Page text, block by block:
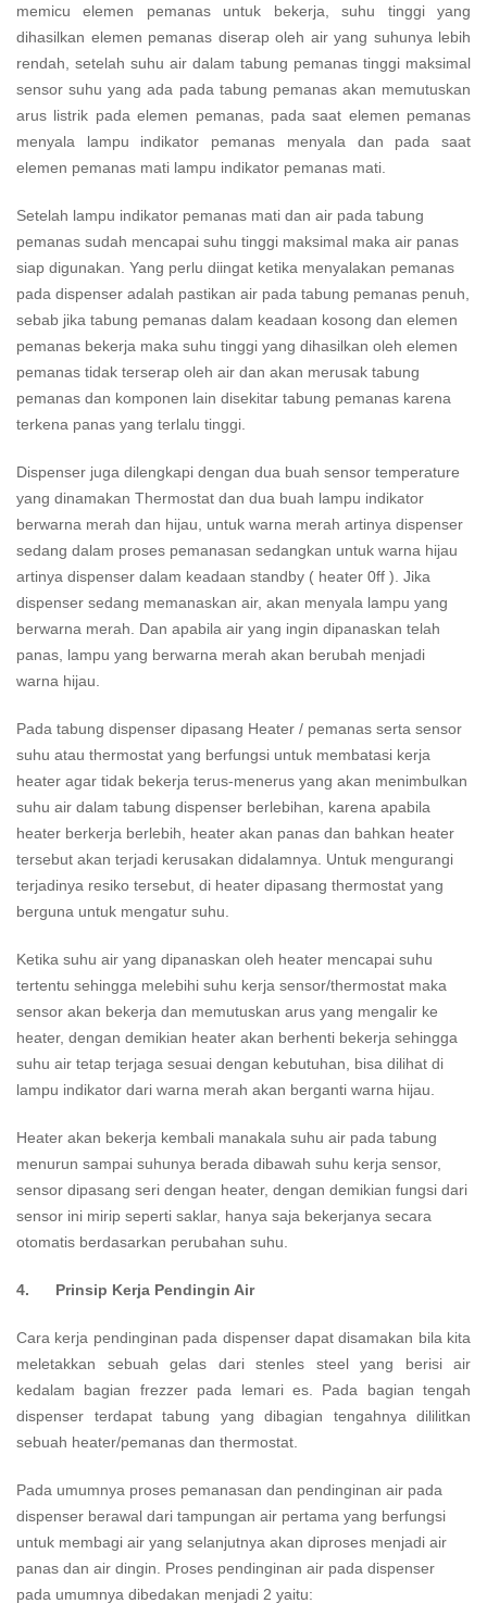
memicu elemen pemanas untuk bekerja, suhu tinggi yang
dihasilkan elemen pemanas diserap oleh air yang suhunya lebih
rendah, setelah suhu air dalam tabung pemanas tinggi maksimal
sensor suhu yang ada pada tabung pemanas akan memutuskan
arus listrik pada elemen pemanas, pada saat elemen pemanas
menyala lampu indikator pemanas menyala dan pada saat
elemen pemanas mati lampu indikator pemanas mati.
Setelah lampu indikator pemanas mati dan air pada tabung
pemanas sudah mencapai suhu tinggi maksimal maka air panas
siap digunakan. Yang perlu diingat ketika menyalakan pemanas
pada dispenser adalah pastikan air pada tabung pemanas penuh,
sebab jika tabung pemanas dalam keadaan kosong dan elemen
pemanas bekerja maka suhu tinggi yang dihasilkan oleh elemen
pemanas tidak terserap oleh air dan akan merusak tabung
pemanas dan komponen lain disekitar tabung pemanas karena
terkena panas yang terlalu tinggi.
Dispenser juga dilengkapi dengan dua buah sensor temperature
yang dinamakan Thermostat dan dua buah lampu indikator
berwarna merah dan hijau, untuk warna merah artinya dispenser
sedang dalam proses pemanasan sedangkan untuk warna hijau
artinya dispenser dalam keadaan standby ( heater 0ff ). Jika
dispenser sedang memanaskan air, akan menyala lampu yang
berwarna merah. Dan apabila air yang ingin dipanaskan telah
panas, lampu yang berwarna merah akan berubah menjadi
warna hijau.
Pada tabung dispenser dipasang Heater / pemanas serta sensor
suhu atau thermostat yang berfungsi untuk membatasi kerja
heater agar tidak bekerja terus-menerus yang akan menimbulkan
suhu air dalam tabung dispenser berlebihan, karena apabila
heater berkerja berlebih, heater akan panas dan bahkan heater
tersebut akan terjadi kerusakan didalamnya. Untuk mengurangi
terjadinya resiko tersebut, di heater dipasang thermostat yang
berguna untuk mengatur suhu.
Ketika suhu air yang dipanaskan oleh heater mencapai suhu
tertentu sehingga melebihi suhu kerja sensor/thermostat maka
sensor akan bekerja dan memutuskan arus yang mengalir ke
heater, dengan demikian heater akan berhenti bekerja sehingga
suhu air tetap terjaga sesuai dengan kebutuhan, bisa dilihat di
lampu indikator dari warna merah akan berganti warna hijau.
Heater akan bekerja kembali manakala suhu air pada tabung
menurun sampai suhunya berada dibawah suhu kerja sensor,
sensor dipasang seri dengan heater, dengan demikian fungsi dari
sensor ini mirip seperti saklar, hanya saja bekerjanya secara
otomatis berdasarkan perubahan suhu.
4. Prinsip Kerja Pendingin Air
Cara kerja pendinginan pada dispenser dapat disamakan bila kita
meletakkan sebuah gelas dari stenles steel yang berisi air
kedalam bagian frezzer pada lemari es. Pada bagian tengah
dispenser terdapat tabung yang dibagian tengahnya dililitkan
sebuah heater/pemanas dan thermostat.
Pada umumnya proses pemanasan dan pendinginan air pada
dispenser berawal dari tampungan air pertama yang berfungsi
untuk membagi air yang selanjutnya akan diproses menjadi air
panas dan air dingin. Proses pendinginan air pada dispenser
pada umumnya dibedakan menjadi 2 yaitu: